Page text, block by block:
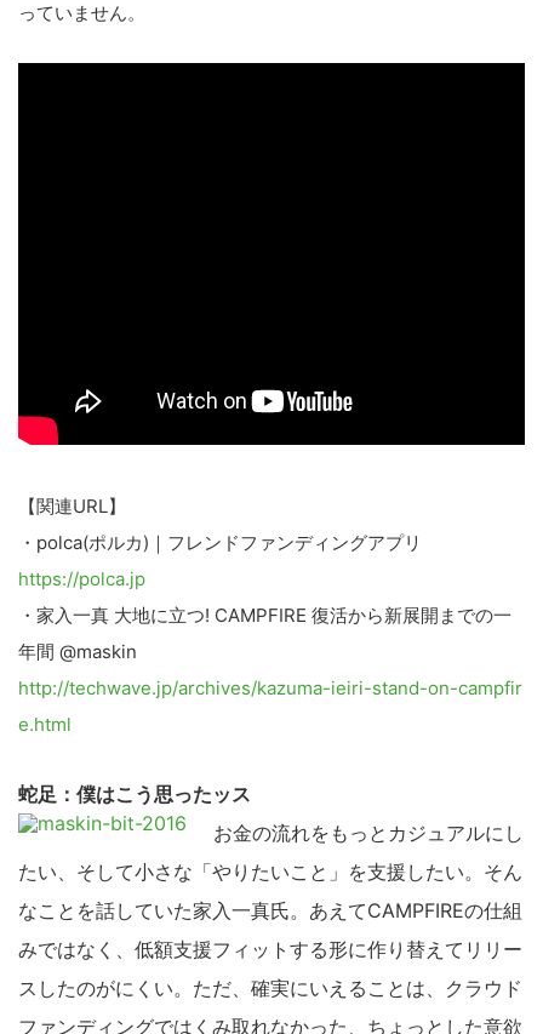
っていません。
【関連URL】
・polca(ポルカ)｜フレンドファンディングアプリ
https://polca.jp
・家入一真 大地に立つ! CAMPFIRE 復活から新展開までの一
年間 @maskin
http://techwave.jp/archives/kazuma-ieiri-stand-on-campfir
e.html
蛇足：僕はこう思ったッス
お金の流れをもっとカジュアルにし
たい、そして小さな「やりたいこと」を支援したい。そん
なことを話していた家入一真氏。あえてCAMPFIREの仕組
みではなく、低額支援フィットする形に作り替えてリリー
スしたのがにくい。ただ、確実にいえることは、クラウド
ファンディングではくみ取れなかった、ちょっとした意欲